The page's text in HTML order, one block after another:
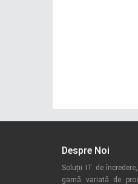
Despre Noi
Soluții IT de
gamă variată de